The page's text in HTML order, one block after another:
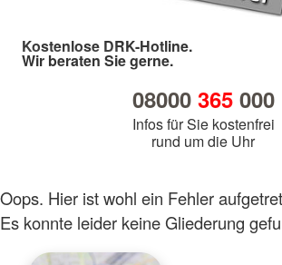
Kostenlose DRK-Hotline.
Wir beraten Sie gerne.
08000 365000
Infos für Sie kostenfrei
rund um die Uhr
Oops. Hier ist wohl ein Fehler
Es konnte leider keine Gliederung